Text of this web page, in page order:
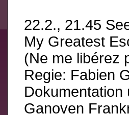
22.2., 21.45
My Greatest
(Ne me libérez
Regie: Fabien
Dokumentation
Ganoven